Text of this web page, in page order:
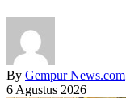
By Gempur News.com
6 Agustus 2026